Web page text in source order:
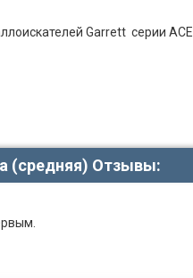
Garrett серии ACE.
(средняя) Отзывы: